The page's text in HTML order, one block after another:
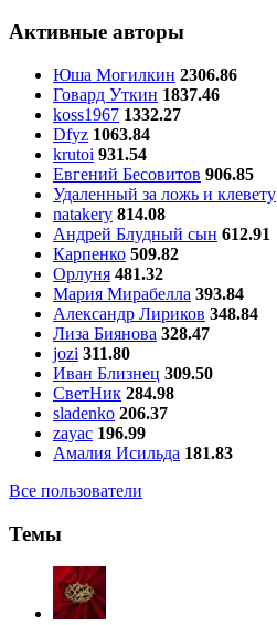
Активные авторы
Юша Могилкин 2306.86
Говард Уткин 1837.46
koss1967 1332.27
Dfyz 1063.84
krutoi 931.54
Евгений Бесовитов 906.85
Удаленный за ложь и клевету
natakery 814.08
Андрей Блудный сын 612.91
Карпенко 509.82
Орлуня 481.32
Мария Мирабелла 393.84
Александр Лириков 348.84
Лиза Биянова 328.47
jozi 311.80
Иван Близнец 309.50
СветНик 284.98
sladenko 206.37
zayac 196.99
Амалия Исильда 181.83
Все пользователи
Темы